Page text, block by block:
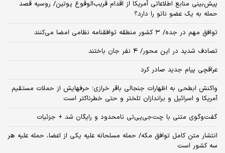
پیش‌بینی منابع اطلاعاتی آمریکا از اقدام قریب‌الوقوع پوتین/ روسیه قصد
حمله به یک عضو ناتو را دارد؟
توافق مهم در جده/ ۳ کشور منطقه توافقنامه نظامی امضا می‌کنند
تصادف شدید در این محور/ ۴ نفر جان باختند
عراقچی پیام جدید صادر کرد
واکنش ابطحی به اظهارات جنجالی باقر خرازی؛ حرفهایش از حملات مستقیم
آمریکا و اسرائیل و براندازان تلختر و حتی خطرناکتر است
گفت‌وگوی متنی با چت‌جی‌پی‌تی نامحدود و رایگان شد + جزئیات
انتشار متن کامل توافق مکه/ حمله مسلحانه علیه یکی از اعضا، حمله علیه هر
سه کشور است